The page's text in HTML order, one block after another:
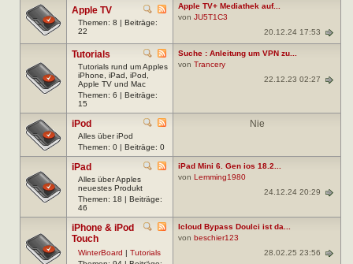
Apple TV
Themen: 8 | Beiträge:
22
Apple TV+ Mediathek auf...
von JU5T1C3
20.12.24 17:53
Tutorials
Tutorials rund um Apples
iPhone, iPad, iPod,
Apple TV und Mac
Themen: 6 | Beiträge:
15
Suche : Anleitung um VPN zu...
von Trancery
22.12.23 02:27
iPod
Alles über iPod
Themen: 0 | Beiträge: 0
Nie
iPad
Alles über Apples
neuestes Produkt
Themen: 18 | Beiträge:
46
iPad Mini 6. Gen ios 18.2...
von Lemming1980
24.12.24 20:29
iPhone & iPod
Touch
WinterBoard | Tutorials
Icloud Bypass Doulci ist da...
von beschier123
28.02.25 23:56